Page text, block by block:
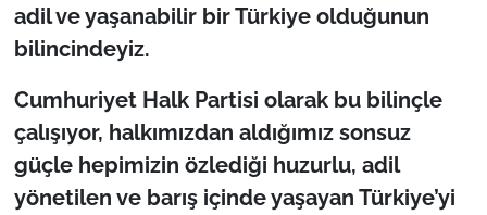
adil ve yaşanabilir bir Türkiye olduğunun
bilincindeyiz.
Cumhuriyet Halk Partisi olarak bu bilinçle
çalışıyor, halkımızdan aldığımız sonsuz
güçle hepimizin özlediği huzurlu, adil
yönetilen ve barış içinde yaşayan Türkiye’yi